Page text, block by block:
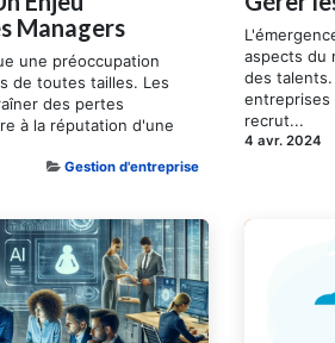
Managers
une préoccupation
de toutes tailles. Les
des pertes
à la réputation d'une
Gestion d'entreprise
aspects du
des
entreprises
recrut...
4 avr. 2024